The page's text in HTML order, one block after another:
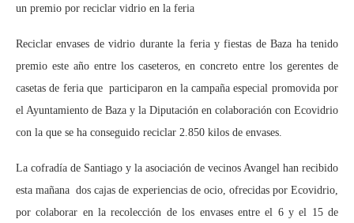
un premio por reciclar vidrio en la feria
Reciclar envases de vidrio durante la feria y fiestas de Baza ha tenido
premio este año entre los caseteros, en concreto entre los gerentes de
casetas de feria que participaron en la campaña especial promovida por
el Ayuntamiento de Baza y la Diputación en colaboración con Ecovidrio
con la que se ha conseguido reciclar 2.850 kilos de envases.
La cofradía de Santiago y la asociación de vecinos Avangel han recibido
esta mañana dos cajas de experiencias de ocio, ofrecidas por Ecovidrio,
por colaborar en la recolección de los envases entre el 6 y el 15 de